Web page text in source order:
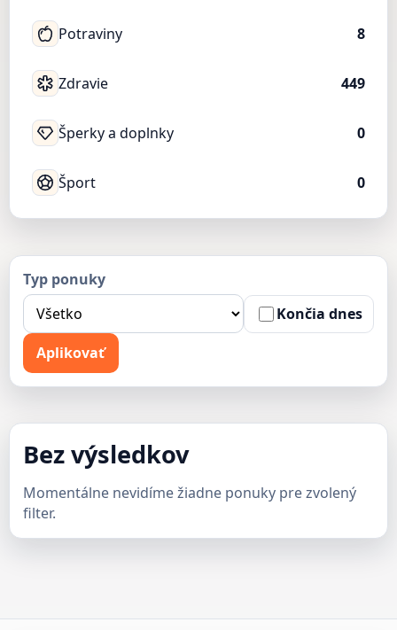
Potraviny 8
Zdravie 449
Šperky a doplnky 0
Šport 0
Typ ponuky
Končia dnes
Aplikovať
Bez výsledkov
Momentálne nevidíme žiadne ponuky pre zvolený
filter.